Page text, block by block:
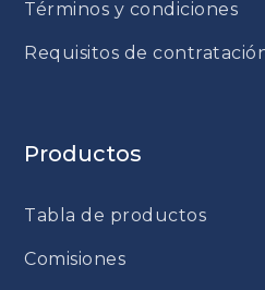
Términos y condiciones
Requisitos de
Productos
Tabla de productos
Comisiones